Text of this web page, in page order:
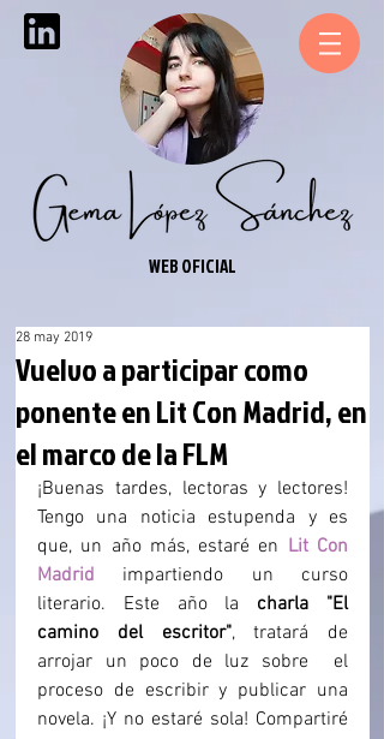
WEB OFICIAL
Vuelvo a participar como
ponente en Lit Con Madrid, en
el marco de la FLM
28 may 2019
¡Buenas tardes, lectoras y lectores!
Tengo una noticia estupenda y es
que, un año más, estaré en Lit Con
Madrid impartiendo un curso
literario. Este año la charla "El
camino del escritor", tratará de
arrojar un poco de luz sobre  el
proceso de escribir y publicar una
novela. ¡Y no estaré sola! Compartiré